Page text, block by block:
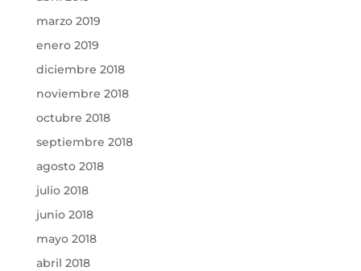
marzo 2019
enero 2019
diciembre 2018
noviembre 2018
octubre 2018
septiembre 2018
agosto 2018
julio 2018
junio 2018
mayo 2018
abril 2018